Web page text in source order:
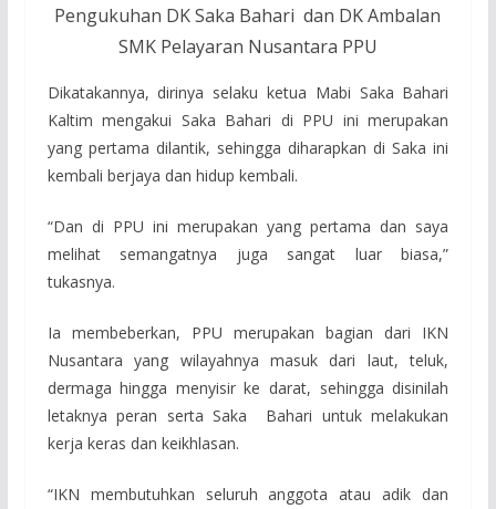
Pengukuhan DK Saka Bahari dan DK Ambalan
SMK Pelayaran Nusantara PPU
Dikatakannya, dirinya selaku ketua Mabi Saka Bahari
Kaltim mengakui Saka Bahari di PPU ini merupakan
yang pertama dilantik, sehingga diharapkan di Saka ini
kembali berjaya dan hidup kembali.
“Dan di PPU ini merupakan yang pertama dan saya
melihat semangatnya juga sangat luar biasa,”
tukasnya.
Ia membeberkan, PPU merupakan bagian dari IKN
Nusantara yang wilayahnya masuk dari laut, teluk,
dermaga hingga menyisir ke darat, sehingga disinilah
letaknya peran serta Saka Bahari untuk melakukan
kerja keras dan keikhlasan.
“IKN membutuhkan seluruh anggota atau adik dan